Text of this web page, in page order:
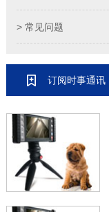
> 常见问题
订阅时事通讯